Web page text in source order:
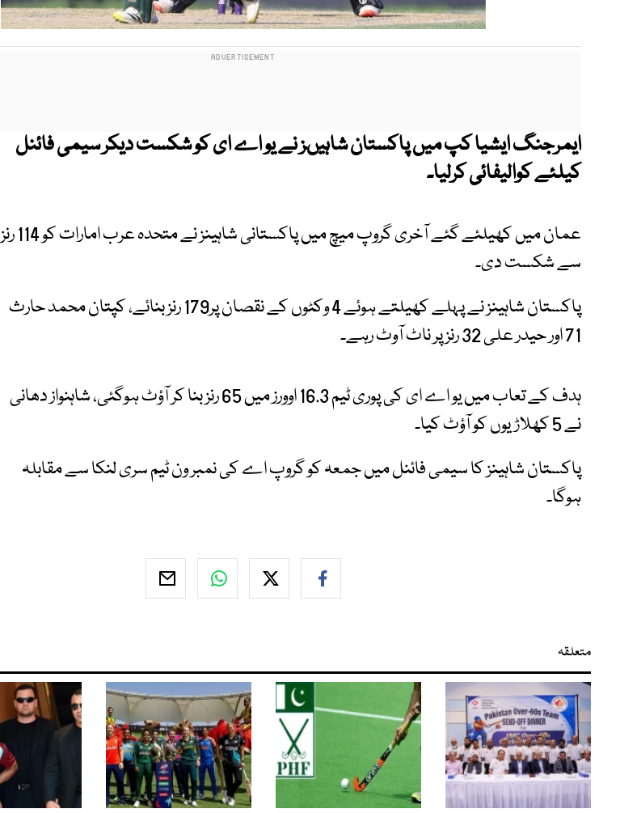
ایمرجنگ ایشیا کپ میں پاکستان شاہیںز نے یو اے ای کو شکست دیکر سیمی فائنل
کیلئے کوالیفائی کرلیا۔
عمان میں کھیلئے گئے آخری گروپ میچ میں پاکستانی شاہینز نے متحدہ عرب امارات کو 114 رنز
سے شکست دی۔
پاکستان شاہینز نے پہلے کھیلتے ہوئے 4 وکٹوں کے نقصان پر179 رنز بنائے، کپتان محمد حارث
71 اور حیدر علی 32 رنز پر ناٹ آوٹ رہے۔
ہدف کے تعاب میں یو اے ای کی پوری ٹیم 16.3 اوورز میں 65 رنز بنا کر آؤٹ ہوگئی، شاہنواز دھانی
نے 5 کھلاڑیوں کو آؤٹ کیا۔
پاکستان شاہینز کا سیمی فائنل میں جمعہ کو گروپ اے کی نمبر ون ٹیم سری لنکا سے مقابلہ
ہوگا۔
متعلقہ